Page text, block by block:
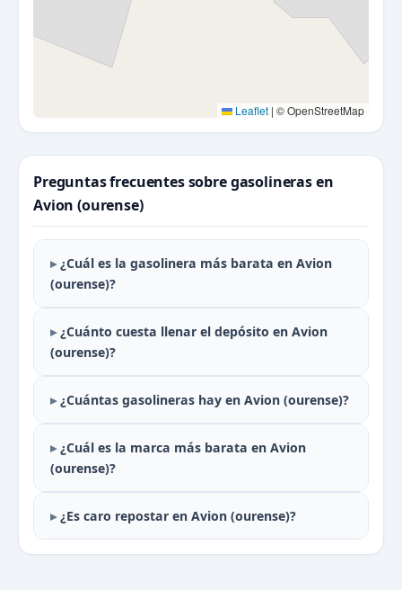
Leaflet | © OpenStreetMap
Preguntas frecuentes sobre gasolineras en
Avion (ourense)
¿Cuál es la gasolinera más barata en Avion
(ourense)?
¿Cuánto cuesta llenar el depósito en Avion
(ourense)?
¿Cuántas gasolineras hay en Avion (ourense)?
¿Cuál es la marca más barata en Avion
(ourense)?
¿Es caro repostar en Avion (ourense)?